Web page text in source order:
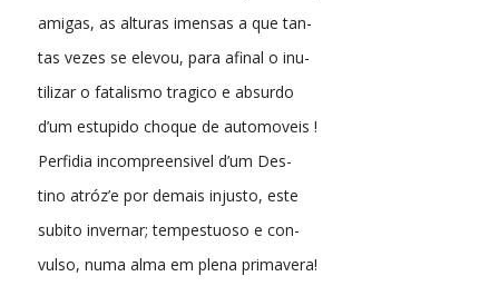
amigas, as alturas imensas a que tan-
tas vezes se elevou, para afinal o inu-
tilizar o fatalismo tragico e absurdo
d’um estupido choque de automoveis !
Perfidia incompreensivel d’um Des-
tino atróz’e por demais injusto, este
subito invernar; tempestuoso e con-
vulso, numa alma em plena primavera!